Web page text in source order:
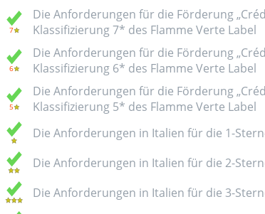
Die Anforderungen für die Förderung
Klassifizierung 7* des Flamme Verte Label
Die Anforderungen für die Förderung
Klassifizierung 6* des Flamme Verte Label
Die Anforderungen für die Förderung
Klassifizierung 5* des Flamme Verte Label
Die Anforderungen in Italien für die 1-
Die Anforderungen in Italien für die 2-
Die Anforderungen in Italien für die 3-